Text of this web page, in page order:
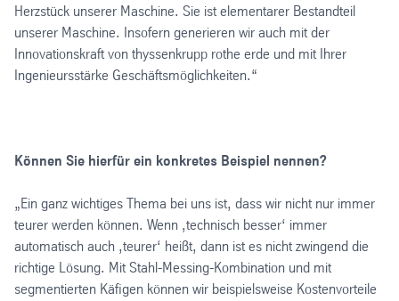
Herzstück unserer Maschine. Sie ist elementarer Bestandteil
unserer Maschine. Insofern generieren wir auch mit der
Innovationskraft von thyssenkrupp rothe erde und mit Ihrer
Ingenieursstärke Geschäftsmöglichkeiten.“
Können Sie hierfür ein konkretes Beispiel nennen?
„Ein ganz wichtiges Thema bei uns ist, dass wir nicht nur immer
teurer werden können. Wenn ‚technisch besser‘ immer
automatisch auch ‚teurer‘ heißt, dann ist es nicht zwingend die
richtige Lösung. Mit Stahl-Messing-Kombination und mit
segmentierten Käfigen können wir beispielsweise Kostenvorteile